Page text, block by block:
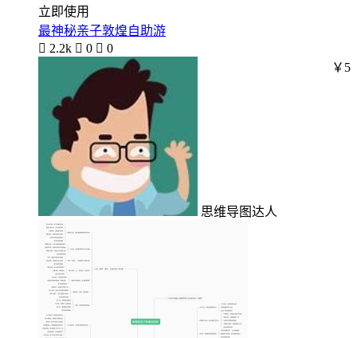
立即使用
最神秘亲子敦煌自助游
 2.2k  0  0
思维导图达人
￥5